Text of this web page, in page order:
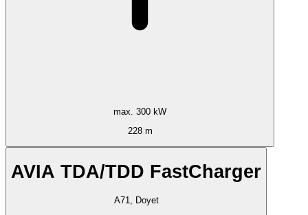
max. 300 kW
228 m
AVIA TDA/TDD FastCharger
A71, Doyet